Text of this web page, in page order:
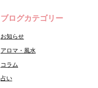
ブログカテゴリー
お知らせ
アロマ・風水
コラム
占い